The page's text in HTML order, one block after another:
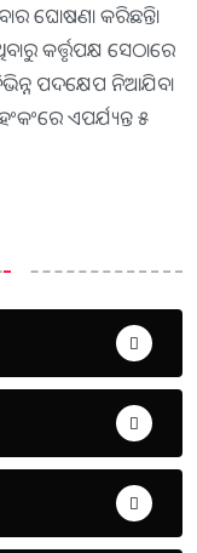
ଘୋଷଣା କରିଛନ୍ତି।
କର୍ତ୍ତୃପକ୍ଷ ସେଠାରେ
ପଦକ୍ଷେପ ନିଆଯିବା
ଏପର୍ଯ୍ୟନ୍ତ ୫